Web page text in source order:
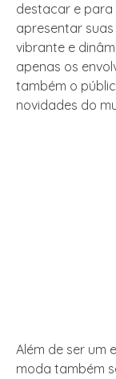
destacar e para
apresentar
vibrante e
apenas os
também o
novidades do
Além de ser um
moda também